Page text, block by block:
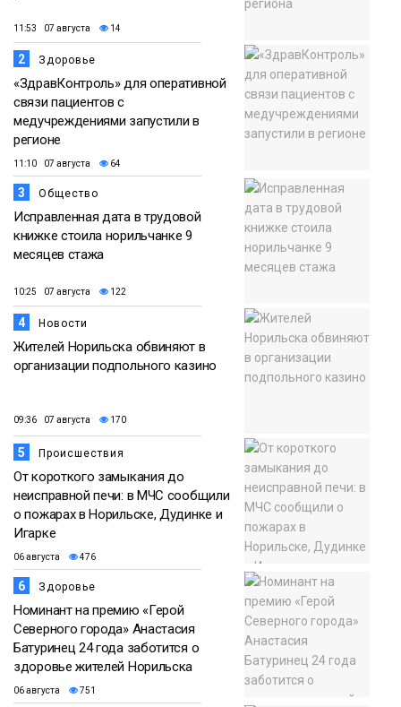
11:53 07 августа 14
2 Здоровье
«ЗдравКонтроль» для оперативной
связи пациентов с
медучреждениями запустили в
регионе
11:10 07 августа 64
3 Общество
Исправленная дата в трудовой
книжке стоила норильчанке 9
месяцев стажа
10:25 07 августа 122
4 Новости
Жителей Норильска обвиняют в
организации подпольного казино
09:36 07 августа 170
5 Происшествия
От короткого замыкания до
неисправной печи: в МЧС сообщили
о пожарах в Норильске, Дудинке и
Игарке
06 августа 476
6 Здоровье
Номинант на премию «Герой
Северного города» Анастасия
Батуринец 24 года заботится о
здоровье жителей Норильска
06 августа 751